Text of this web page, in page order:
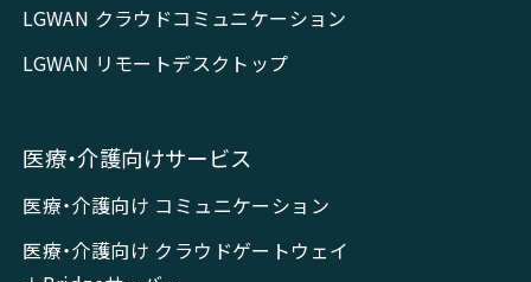
LGWAN クラウドコミュニケーション
LGWAN リモートデスクトップ
医療・介護向けサービス
医療・介護向け コミュニケーション
医療・介護向け クラウドゲートウェイ